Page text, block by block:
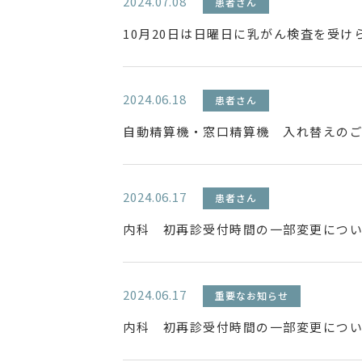
10月20日は日曜日に乳がん検査を受け
2024.06.18 患者さん
自動精算機・窓口精算機 入れ替えの
2024.06.17 患者さん
内科 初再診受付時間の一部変更につ
2024.06.17 重要なお知らせ
内科 初再診受付時間の一部変更につ